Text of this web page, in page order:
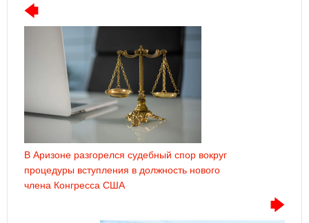
В Аризоне разгорелся судебный спор вокруг
процедуры вступления в должность нового
члена Конгресса США